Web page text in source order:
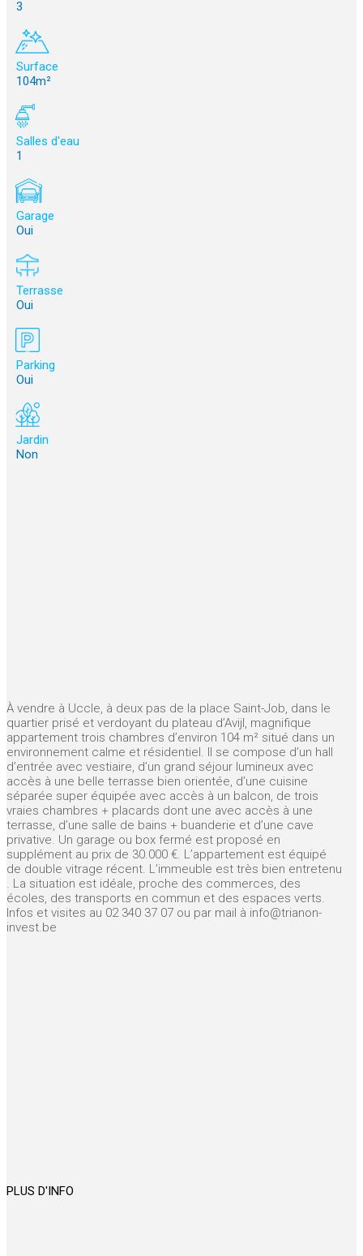
3
Surface
104m²
Salles d'eau
1
Garage
Oui
Terrasse
Oui
Parking
Oui
Jardin
Non
À vendre à Uccle, à deux pas de la place Saint-Job, dans le
quartier prisé et verdoyant du plateau d’Avijl, magnifique
appartement trois chambres d’environ 104 m² situé dans un
environnement calme et résidentiel. Il se compose d’un hall
d’entrée avec vestiaire, d’un grand séjour lumineux avec
accès à une belle terrasse bien orientée, d’une cuisine
séparée super équipée avec accès à un balcon, de trois
vraies chambres + placards dont une avec accès à une
terrasse, d’une salle de bains + buanderie et d’une cave
privative. Un garage ou box fermé est proposé en
supplément au prix de 30.000 €. L’appartement est équipé
de double vitrage récent. L’immeuble est très bien entretenu
. La situation est idéale, proche des commerces, des
écoles, des transports en commun et des espaces verts.
Infos et visites au 02 340 37 07 ou par mail à info@trianon-
invest.be
PLUS D'INFO